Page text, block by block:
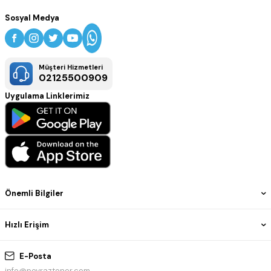
E-Posta
Önemli Bilgiler
Hızlı Erişim
Sosyal Medya
Müşteri Hizmetleri
02125500909
Uygulama Linklerimiz